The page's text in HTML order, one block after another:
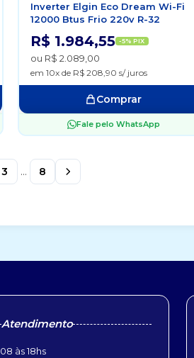
Inverter Elgin Eco Dream Wi-Fi
12000 Btus Frio 220v R-32
R$ 1.984,55 -5% PIX
ou R$ 2.089,00
em 10x de R$ 208,90 s/ juros
Comprar
Fale pelo WhatsApp
3 ... 8
Atendimento
às 18hs